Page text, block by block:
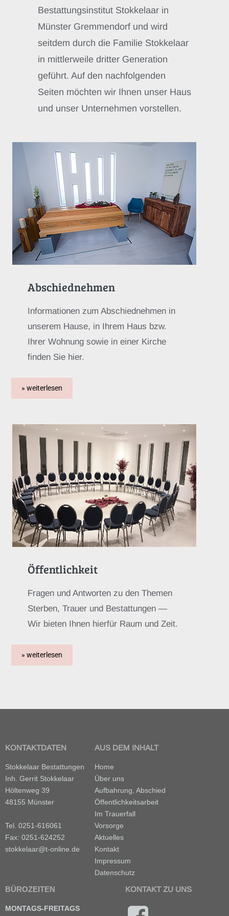
Bestattungsinstitut Stokkelaar in
Münster Gremmendorf und wird
seitdem durch die Familie Stokkelaar
in mittlerweile dritter Generation
geführt. Auf den nachfolgenden
Seiten möchten wir Ihnen unser Haus
und unser Unternehmen vorstellen.
Abschiednehmen
Informationen zum Abschiednehmen in
unserem Hause, in Ihrem Haus bzw.
Ihrer Wohnung sowie in einer Kirche
finden Sie hier.
» weiterlesen
Öffentlichkeit
Fragen und Antworten zu den Themen
Sterben, Trauer und Bestattungen —
Wir bieten Ihnen hierfür Raum und Zeit.
» weiterlesen
KONTAKTDATEN
Stokkelaar Bestattungen
Inh. Gerrit Stokkelaar
Höltenweg 39
48155 Münster
Tel. 0251-616061
Fax: 0251-624252
stokkelaar@t-online.de
AUS DEM INHALT
Home
Über uns
Aufbahrung, Abschied
Öffentlichkeitsarbeit
Im Trauerfall
Vorsorge
Aktuelles
Kontakt
Impressum
Datenschutz
BÜROZEITEN
MONTAGS-FREITAGS
KONTAKT ZU UNS